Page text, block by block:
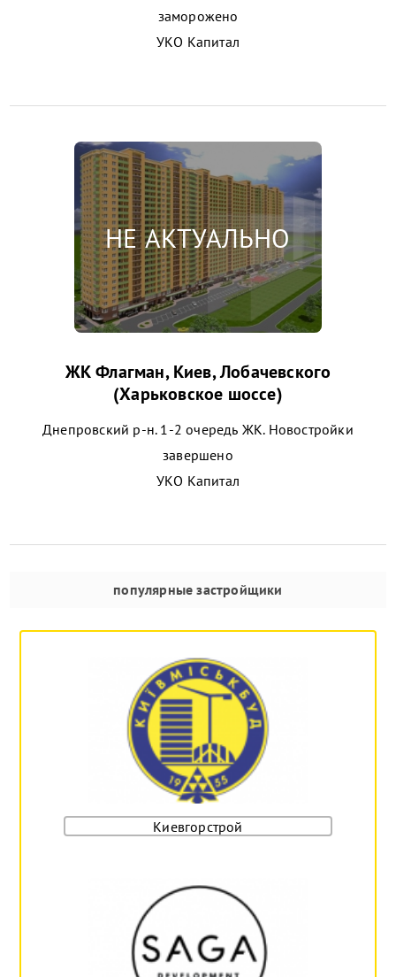
заморожено
УКО Капитал
ЖК Флагман, Киев, Лобачевского
(Харьковское шоссе)
Днепровский р-н. 1-2 очередь ЖК. Новостройки
завершено
УКО Капитал
популярные застройщики
Киевгорстрой